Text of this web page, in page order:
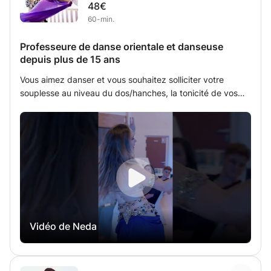
48€
60-min.
Professeure de danse orientale et danseuse
depuis plus de 15 ans
Vous aimez danser et vous souhaitez solliciter votre
souplesse au niveau du dos/hanches, la tonicité de vos
Vous voulez vous reconnecter à votre féminité et
développer votre conscience corporelle, travailler la
mémoire ? La danse orientale est faite pour vous ! Mon
cours "de base" comprend différentes parties :
l’échauffement, la technique de plusieurs mouvements,
l’apprentissage d'une petite chorégraphie et les
étirements. Mais selon le niveau et l'envie de chacun, je
m'adapte (chorégraphie ou non, que de la technique ou
non, énergie du cours, danser avec un accessoire en
particulier etc.) toutes vos demandes sont les bienvenues,
vous permettra ainsi d’acquérir de solides bases de danse
Vidéo de Neda